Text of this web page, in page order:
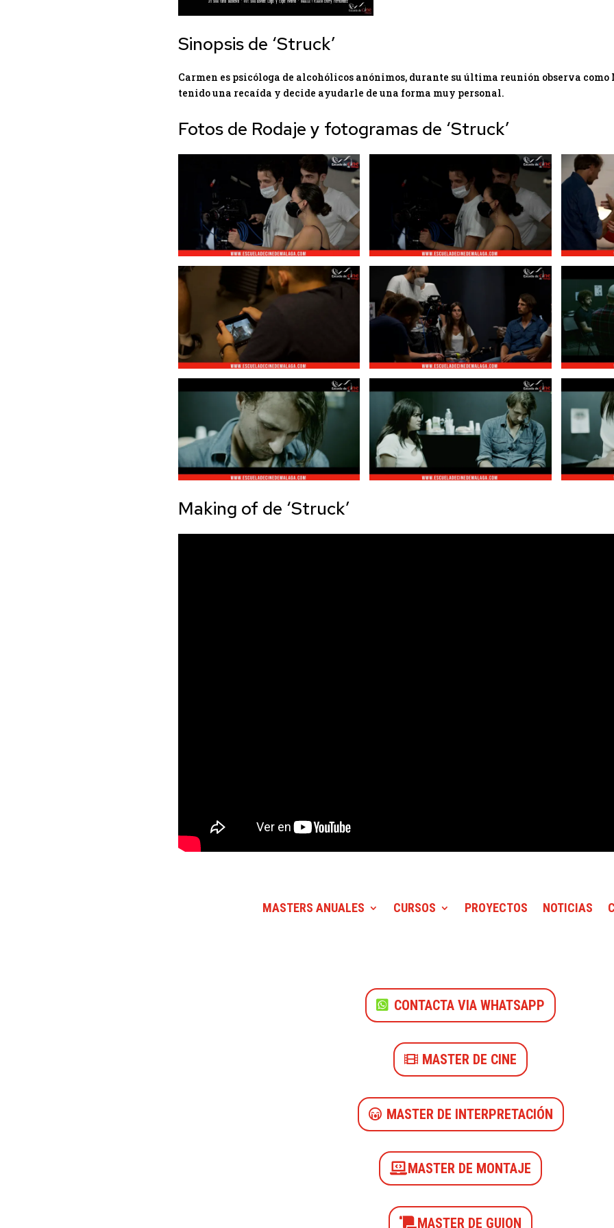
Sinopsis de ‘Struck’
Carmen es psicóloga de alcohólicos anónimos, durante su última reunión observa como
tenido una recaída y decide ayudarle de una forma muy personal.
Fotos de Rodaje y fotogramas de ‘Struck’
Making of de ‘Struck’
MASTERS ANUALES CURSOS PROYECTOS NOTICIAS
CONTACTA VIA WHATSAPP
MASTER DE CINE
MASTER DE INTERPRETACIÓN
MASTER DE MONTAJE
MASTER DE GUION